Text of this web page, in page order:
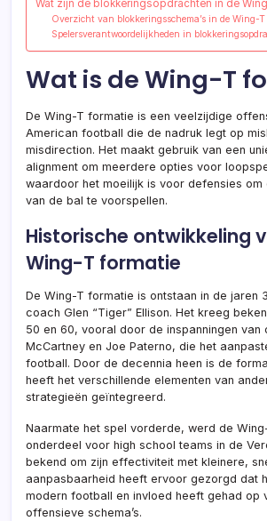
Wat zijn de blokkeringsopdrachten in de
Overzicht van blokkeringsschema’s in de Wing-
Spelersverantwoordelijkheden in
Wat is de Wing-T
De Wing-T formatie is een veelzijdige
American football die de nadruk legt op
misdirection. Het maakt gebruik van een
alignment om meerdere opties voor
waardoor het moeilijk is voor defensies om
van de bal te voorspellen.
Historische ontwikkeling
Wing-T formatie
De Wing-T formatie is ontstaan in de jaren
coach Glen “Tiger” Ellison. Het kreeg
50 en 60, vooral door de inspanningen van
McCartney en Joe Paterno, die het
football. Door de decennia heen is de
heeft het verschillende elementen van
strategieën geïntegreerd.
Naarmate het spel vorderde, werd de
onderdeel voor high school teams in de
bekend om zijn effectiviteit met kleinere,
aanpasbaarheid heeft ervoor gezorgd dat
modern football en invloed heeft gehad op
offensieve schema’s.